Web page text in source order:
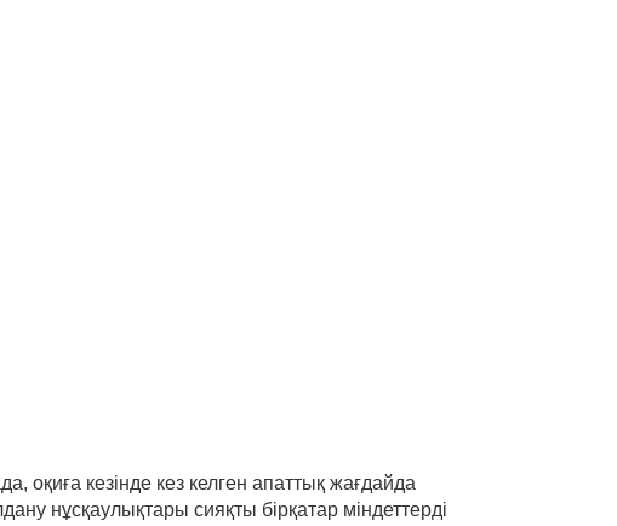
кезінде кез келген апаттық жағдайда
нұсқаулықтары сияқты бірқатар міндеттерді